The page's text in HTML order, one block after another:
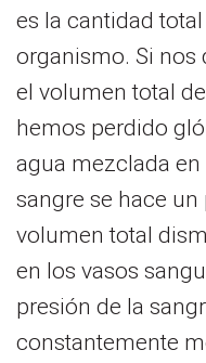
es la cantidad
organismo. Si nos
el volumen total
hemos perdido
agua mezclada en
sangre se hace un
volumen total
en los vasos
presión de la
constantemente